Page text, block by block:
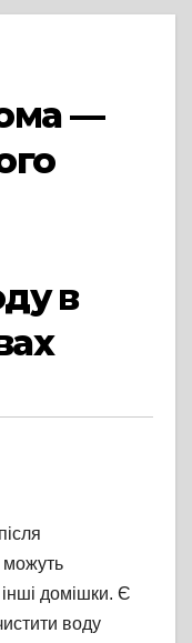
—
в
можуть
домішки. Є
воду